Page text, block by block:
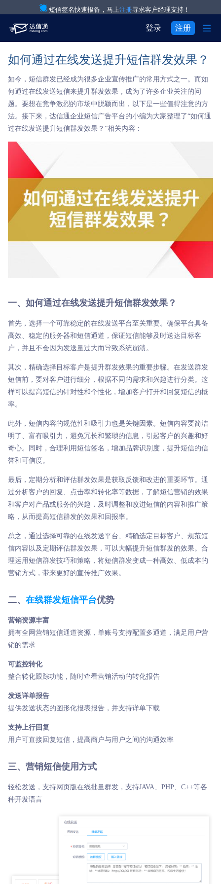
短信签名快速报备，马上注册寻求客户经理支持！
登录 注册 
产品与服务 
验证码通知短信
营销短信
彩信群发
语音验证码
国际短信
短信签名认证
解决方案 
 IT互联网行业
 电商行业

 房产行业
 教育行业
商超行业
关于我们 
 关于达信通
注册 登录
用户中心
如何通过在线发送提升短信群发效果？
如今，短信群发已经成为很多企业宣传推广的常用方式之一。而如
何通过在线发送短信来提升群发效果，成为了许多企业关注的问
题。要想在竞争激烈的市场中脱颖而出，以下是一些值得注意的方
法。接下来，达信通企业短信广告平台的小编为大家整理了“如何通
过在线发送提升短信群发效果？”相关内容：
一、如何通过在线发送提升短信群发效果？
首先，选择一个可靠稳定的在线发送平台至关重要。确保平台具备
高效、稳定的服务器和短信通道，保证短信能够及时送达目标客
户，并且不会因为发送量过大而导致系统崩溃。
其次，精确选择目标客户是提升群发效果的重要步骤。在发送群发
短信前，要对客户进行细分，根据不同的需求和兴趣进行分类。这
样可以提高短信的针对性和个性化，增加客户打开和回复短信的概
率。
此外，短信内容的规范性和吸引力也是关键因素。短信内容要简洁
明了、富有吸引力，避免冗长和繁琐的信息，引起客户的兴趣和好
奇心。同时，合理利用短信签名，增加品牌识别度，提升短信的信
誉和可信度。
最后，定期分析和评估群发效果是获取反馈和改进的重要环节。通
过分析客户的回复、点击率和转化率等数据，了解短信营销的效果
和客户对产品或服务的兴趣，及时调整和改进短信的内容和推广策
略，从而提高短信群发的效果和回报率。
总之，通过选择可靠的在线发送平台、精确选定目标客户、规范短
信内容以及定期评估群发效果，可以大幅提升短信群发的效果。合
理运用短信群发技巧和策略，将短信群发变成一种高效、低成本的
营销方式，带来更好的宣传推广效果。
二、 在线群发短信平台优势
营销资源丰富
拥有全网营销短信通道资源，单账号支持配置多通道，满足用户营
销的需求
可监控转化
整合转化跟踪功能，随时查看营销活动的转化报告
发送详单报告
提供发送状态的图形化报表报告，并支持详单下载
支持上行回复
用户可直接回复短信，提高商户与用户之间的沟通效率
三、营销短信使用方式
轻松发送，支持网页版在线批量群发，支持JAVA、PHP、C++等各
种开发语言